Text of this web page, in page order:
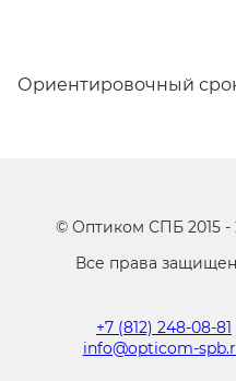
Ориентировочный
© Оптиком СПБ 2015 -
Все права
+7 (812) 248-08-81
info@opticom-